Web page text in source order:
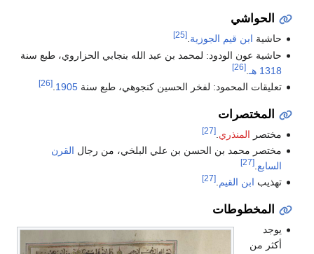
الحواشي
حاشية ابن قيم الجوزية.
[25]
حاشية عون الودود: لمحمد بن عبد الله بنجابي الحزاروي، طبع سنة
1318 هـ
.
[26]
تعليقات المحمود: لفخر الحسين كنجوهي، طبع سنة1905
.
[26]
المختصرات
مختصر المنذري .
[27]
مختصر محمد بن الحسن بن علي البلخي، من رجال القرن
السابع .
[27]
تهذيب ابن القيم.
[27]
المخطوطات
يوجد
أكثر من